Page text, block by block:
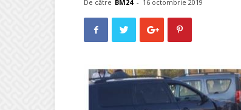
De către BM24 - 16 octombrie 2019